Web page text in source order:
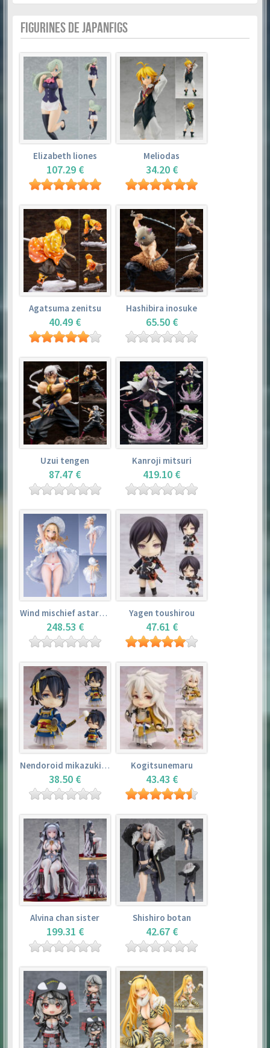
FIGURINES DE JAPANFIGS
Elizabeth liones
107.29 €
Meliodas
34.20 €
Agatsuma zenitsu
40.49 €
Hashibira inosuke
65.50 €
Uzui tengen
87.47 €
Kanroji mitsuri
419.10 €
Wind mischief astarotte
248.53 €
Yagen toushirou
47.61 €
Nendoroid mikazuki munechika
38.50 €
Kogitsunemaru
43.43 €
Alvina chan sister
199.31 €
Shishiro botan
42.67 €